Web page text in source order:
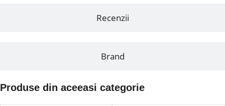
Recenzii
Brand
Produse din aceeasi categorie